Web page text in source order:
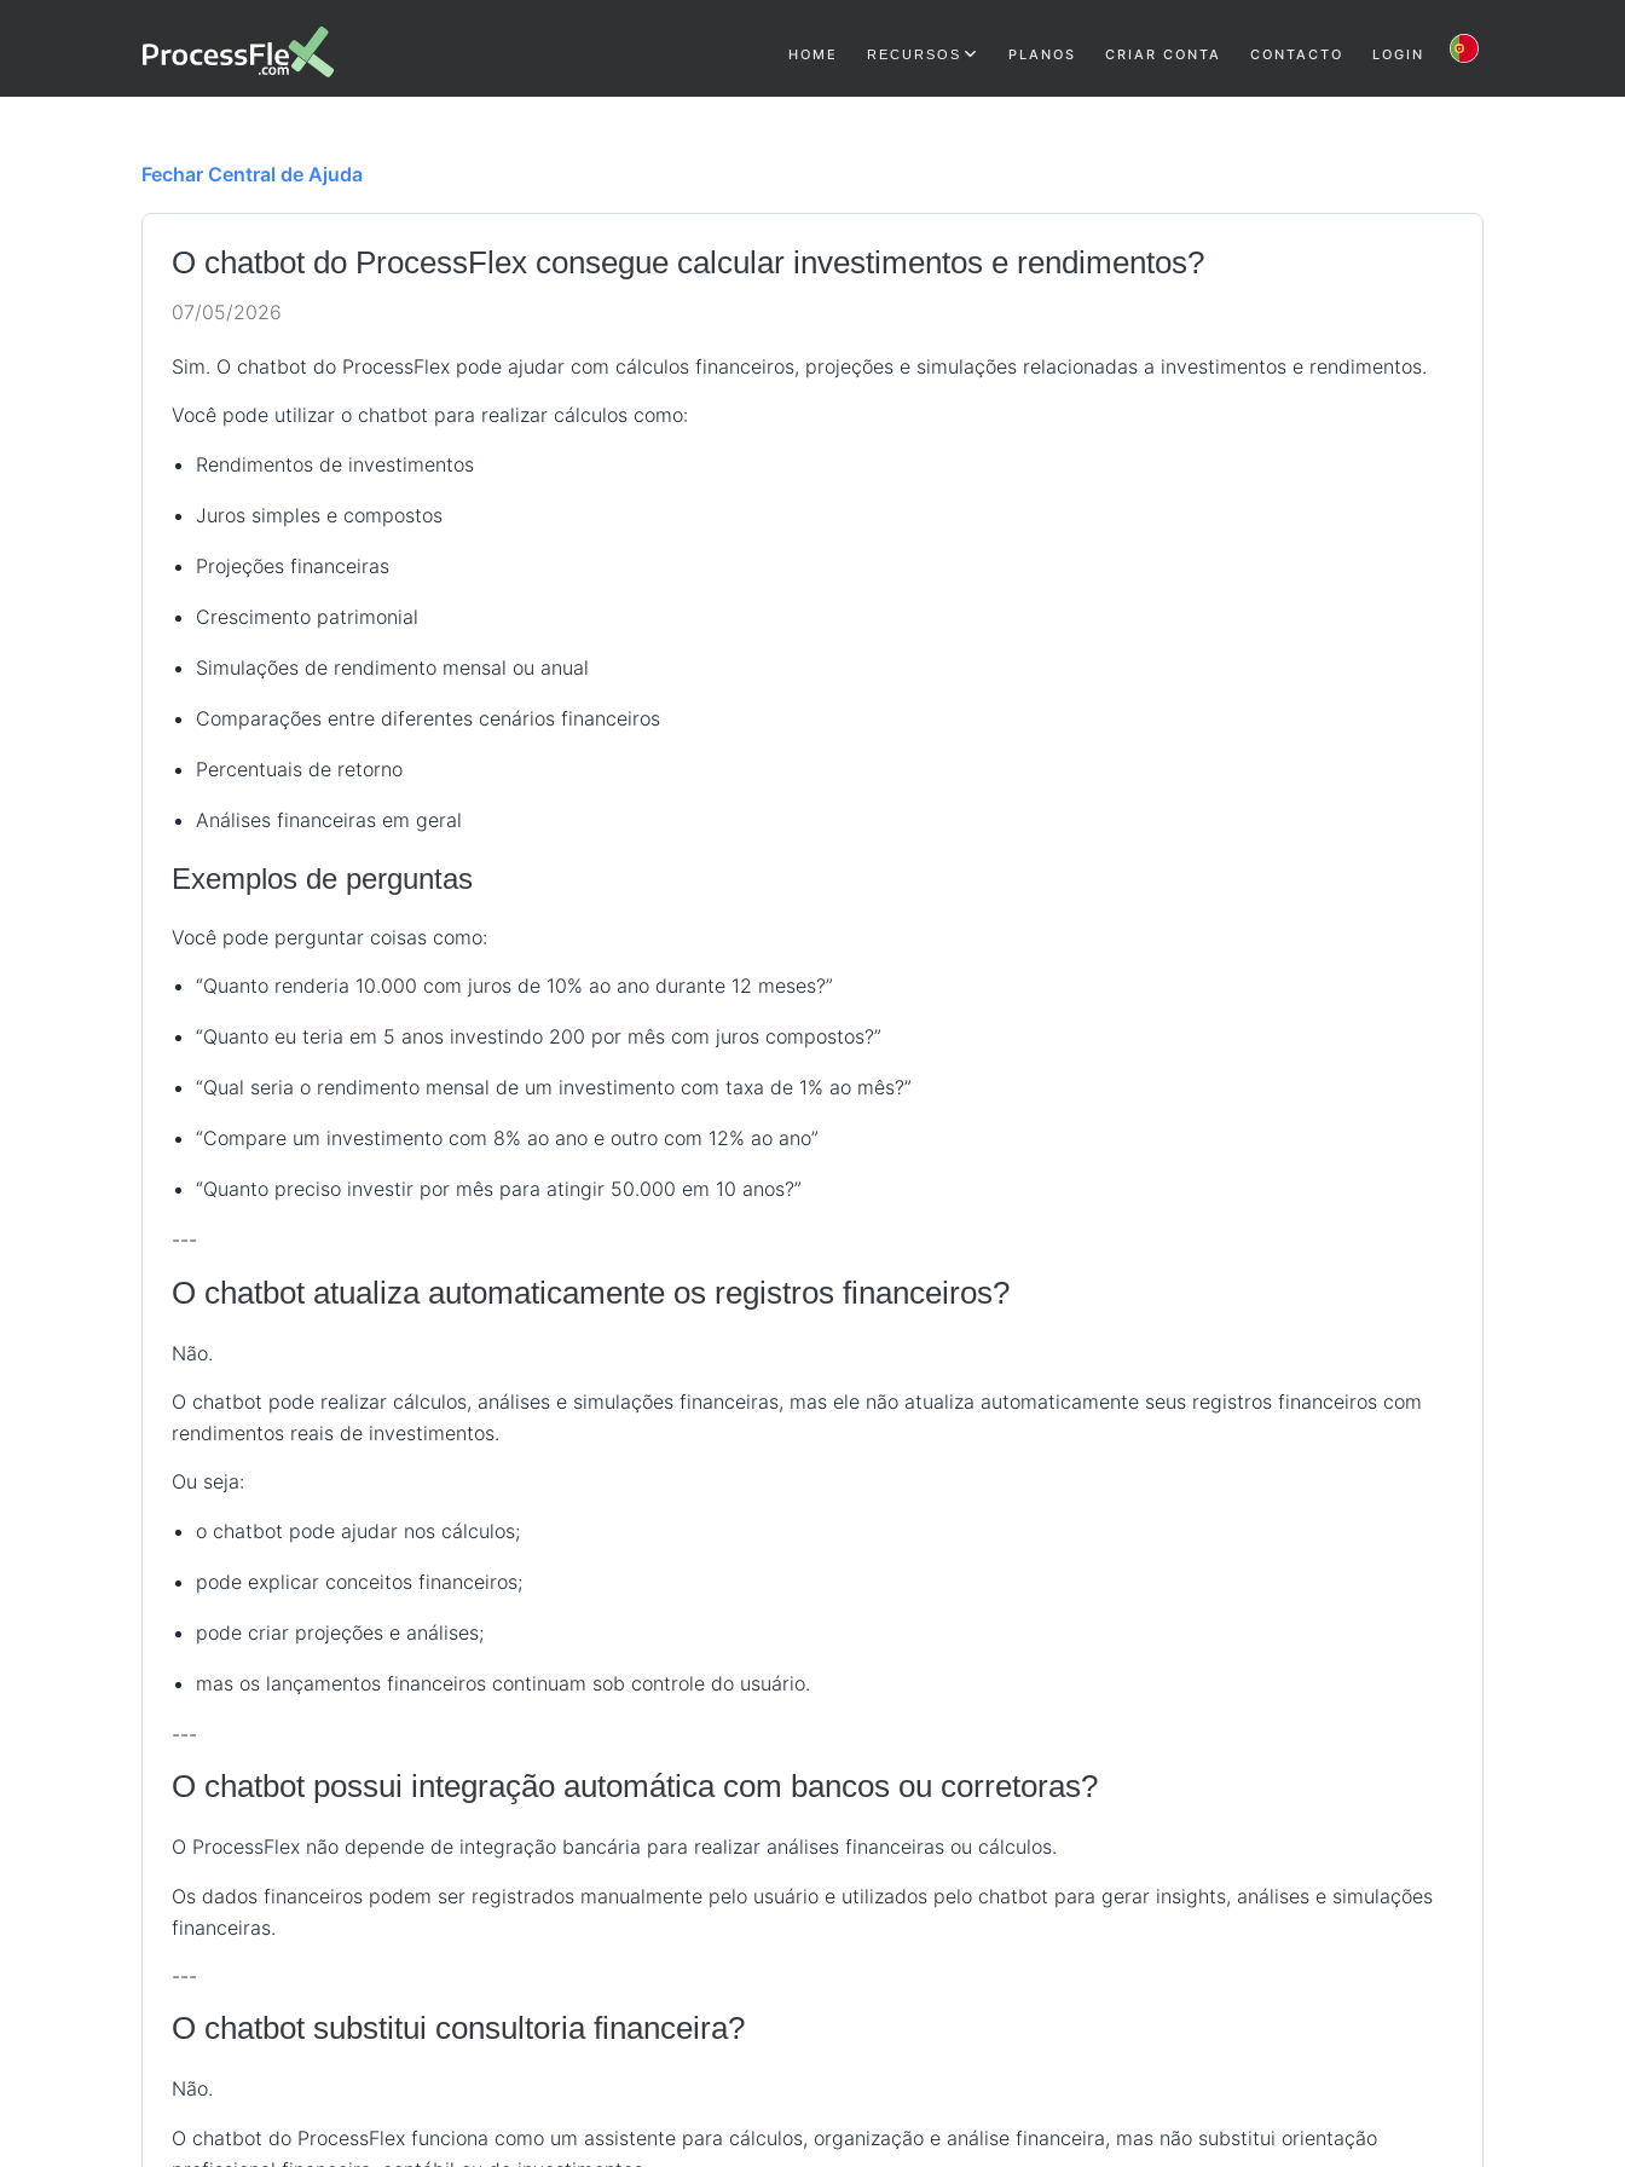
HOME RECURSOS PLANOS CRIAR CONTA CONTACTO LOGIN
Fechar Central de Ajuda
O chatbot do ProcessFlex consegue calcular investimentos e rendimentos?
07/05/2026
Sim. O chatbot do ProcessFlex pode ajudar com cálculos financeiros, projeções e simulações relacionadas a investimentos e rendimentos.
Você pode utilizar o chatbot para realizar cálculos como:
Rendimentos de investimentos
Juros simples e compostos
Projeções financeiras
Crescimento patrimonial
Simulações de rendimento mensal ou anual
Comparações entre diferentes cenários financeiros
Percentuais de retorno
Análises financeiras em geral
Exemplos de perguntas
Você pode perguntar coisas como:
“Quanto renderia 10.000 com juros de 10% ao ano durante 12 meses?”
“Quanto eu teria em 5 anos investindo 200 por mês com juros compostos?”
“Qual seria o rendimento mensal de um investimento com taxa de 1% ao mês?”
“Compare um investimento com 8% ao ano e outro com 12% ao ano”
“Quanto preciso investir por mês para atingir 50.000 em 10 anos?”
---
O chatbot atualiza automaticamente os registros financeiros?
Não.
O chatbot pode realizar cálculos, análises e simulações financeiras, mas ele não atualiza automaticamente seus registros financeiros com
rendimentos reais de investimentos.
Ou seja:
o chatbot pode ajudar nos cálculos;
pode explicar conceitos financeiros;
pode criar projeções e análises;
mas os lançamentos financeiros continuam sob controle do usuário.
---
O chatbot possui integração automática com bancos ou corretoras?
O ProcessFlex não depende de integração bancária para realizar análises financeiras ou cálculos.
Os dados financeiros podem ser registrados manualmente pelo usuário e utilizados pelo chatbot para gerar insights, análises e simulações
financeiras.
---
O chatbot substitui consultoria financeira?
Não.
O chatbot do ProcessFlex funciona como um assistente para cálculos, organização e análise financeira, mas não substitui orientação